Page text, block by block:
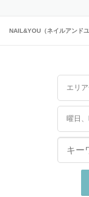
ハンドモデルを探
お問い合わせ
NAIL&YOU（ネイルアンドユ